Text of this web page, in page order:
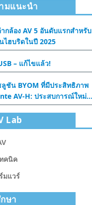
มแนะนำ
กล้อง AV 5 อันดับแรกสําหรับ
ไฮบริดในปี 2025
– แก้ไขแล้ว!
ลูชัน BYOM ที่มีประสิทธิภาพ
AV-H: ประสบการณ์ใหม่
งประชุมและห้องเรียน
Lab
คนิค
มแวร์
ษา